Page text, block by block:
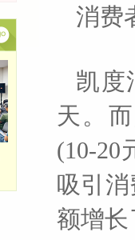
消费
凯度
天。
(10-20
吸引
额增长